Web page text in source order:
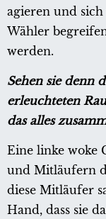
agieren und
Wähler
werden.
Sehen sie denn
erleuchteten
das alles
Eine linke woke
und Mitläufern
diese Mitläufer
Hand, dass sie